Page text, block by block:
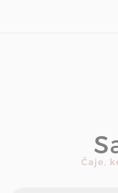
Čaje,